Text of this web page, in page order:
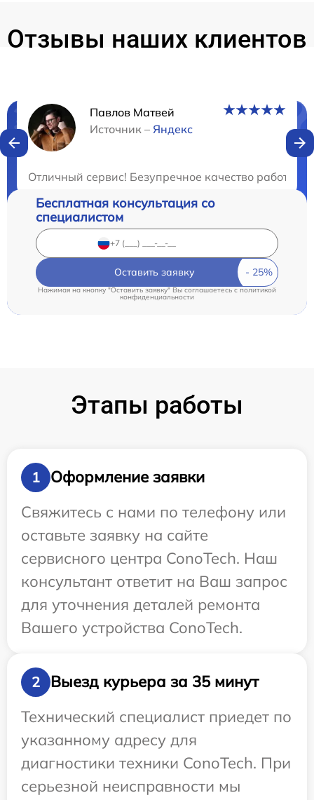
Отзывы наших клиентов
Павлов Матвей
Источник – Яндекс
Отличный сервис! Безупречное качество работы
Нужна консультация?
Бесплатная консультация со
специалистом
Оставить заявку
Нажимая на кнопку "Оставить заявку" Вы соглашаетесь cполитикой
конфиденциальности
Этапы работы
1
Оформление заявки
Свяжитесь с нами по телефону или
оставьте заявку на сайте
сервисного центра ConoTech. Наш
консультант ответит на Ваш запрос
для уточнения деталей ремонта
Вашего устройства ConoTech.
2
Выезд курьера за 35 минут
Технический специалист приедет по
указанному адресу для
диагностики техники ConoTech. При
серьезной неисправности мы